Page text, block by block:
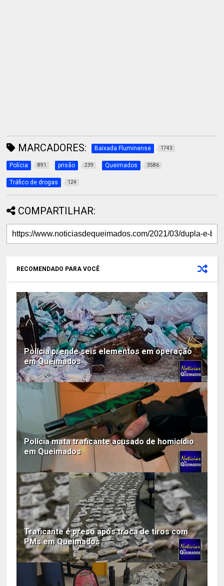
MARCADORES: Baixada Fluminense 1743
Polícia 891 prisão 239 Queimados 3586
Tráfico de drogas 124
COMPARTILHAR:
RECOMENDADO PARA VOCÊ
Polícia prende seis elementos em operação
em Queimados
Polícia mata traficante acusado de homicídio
em Queimados
Traficante é preso após troca de tiros com
PMs em Queimados